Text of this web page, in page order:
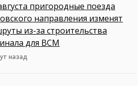
пригородные поезда
направления изменят
из-за строительства
для ВСМ
назад